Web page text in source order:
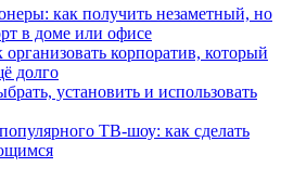
как получить незаметный, но
в доме или офисе
корпоратив, который
долго
установить и использовать
ТВ‑шоу: как сделать